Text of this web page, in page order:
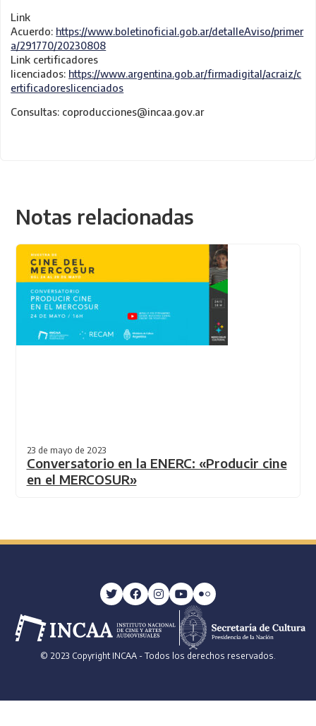
Link
Acuerdo: https://www.boletinoficial.gob.ar/detalleAviso/primer
a/291770/20230808
Link certificadores
licenciados: https://www.argentina.gob.ar/firmadigital/acraiz/c
ertificadoreslicenciados
Consultas: coproducciones@incaa.gov.ar
Notas relacionadas
23 de mayo de 2023
Conversatorio en la ENERC: «Producir cine
en el MERCOSUR»
© 2023 Copyright INCAA - Todos los derechos reservados.